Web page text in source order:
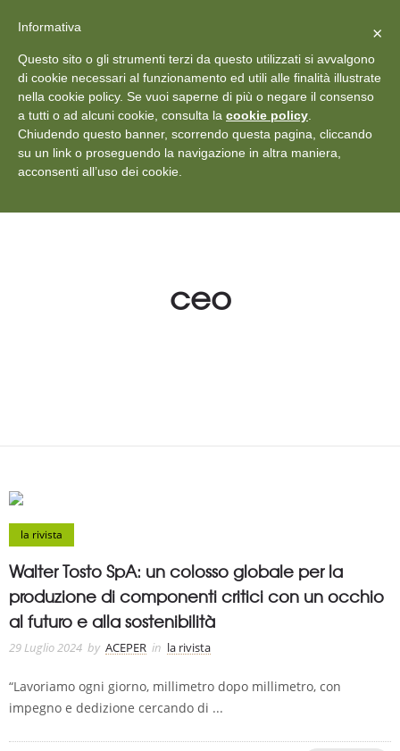
+39 011 18867102 info@aceper.it Statuto
Aceper
ceo
la rivista
Walter Tosto SpA: un colosso globale per la
produzione di componenti critici con un occhio
al futuro e alla sostenibilità
29 Luglio 2024 by ACEPER in la rivista
“Lavoriamo ogni giorno, millimetro dopo millimetro, con
impegno e dedizione cercando di ...
Vedi: Protezione dei dati personali ×
Informativa
Questo sito o gli strumenti terzi da questo utilizzati si avvalgono
di cookie necessari al funzionamento ed utili alle finalità illustrate
nella cookie policy. Se vuoi saperne di più o negare il consenso
a tutti o ad alcuni cookie, consulta la cookie policy
Chiudendo questo banner, scorrendo questa pagina, cliccando
su un link o proseguendo la navigazione in altra maniera,
acconsenti all’uso dei cookie.